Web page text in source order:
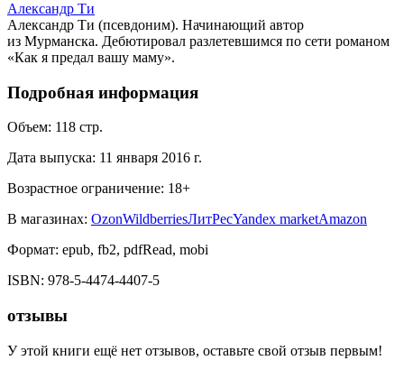
Александр Ти
Александр Ти (псевдоним). Начинающий автор
из Мурманска. Дебютировал разлетевшимся по сети романом
«Как я предал вашу маму».
Подробная информация
Объем: 118 стр.
Дата выпуска: 11 января 2016 г.
Возрастное ограничение: 18+
В магазинах: OzonWildberriesЛитРесYandex marketAmazon
Формат: epub, fb2, pdfRead, mobi
ISBN: 978-5-4474-4407-5
отзывы
У этой книги ещё нет отзывов, оставьте свой отзыв первым!